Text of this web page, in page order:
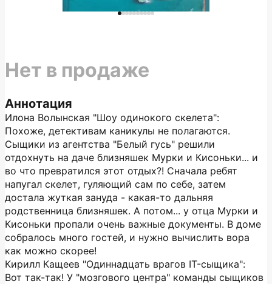
Аннотация
Илона Волынская "Шоу одинокого скелета":
Похоже, детективам каникулы не полагаются.
Сыщики из агентства "Белый гусь" решили
отдохнуть на даче близняшек Мурки и Кисоньки... и
во что превратился этот отдых?! Сначала ребят
напугал скелет, гуляющий сам по себе, затем
достала жуткая зануда - какая-то дальняя
родственница близняшек. А потом... у отца Мурки и
Кисоньки пропали очень важные документы. В доме
собралось много гостей, и нужно вычислить вора
как можно скорее!
Кирилл Кащеев "Одиннадцать врагов IT-сыщика":
Вот так-так! У "мозгового центра" команды сыщиков
Нет в продаже